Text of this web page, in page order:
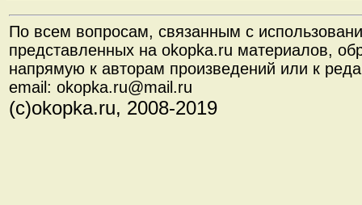
По всем вопросам, связанным с
представленных на okopka.ru материалов,
напрямую к авторам произведений или к
email: okopka.ru@mail.ru
(с)okopka.ru, 2008-2019